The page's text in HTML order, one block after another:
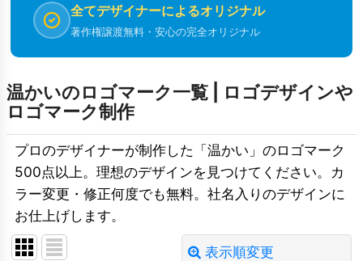
全てデザイナーによるオリジナル
著作権譲渡無料・安心の完全オリジナル
温かいのロゴマーク一覧 | ロゴデザインや
ロゴマーク制作
プロのデザイナーが制作した「温かい」のロゴマーク
500点以上。理想のデザインを見つけてください。カ
ラー変更・修正何度でも無料。社名入りのデザインに
お仕上げします。
表示順変更